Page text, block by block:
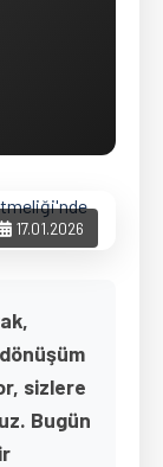
17.01.2026
sizlere
Bugün